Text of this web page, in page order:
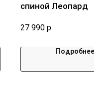
спиной Леопард
27 990 р.
Подробнее